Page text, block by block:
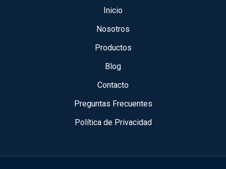
Inicio
Nosotros
Productos
Blog
Contacto
Preguntas Frecuentes
Política de Privacidad